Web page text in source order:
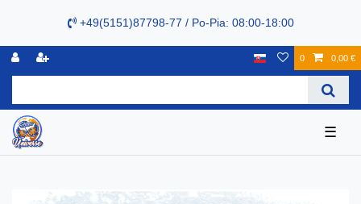
+49(5151)87798-77 / Po-Pia: 08:00-18:00
0 0,00 €
☰